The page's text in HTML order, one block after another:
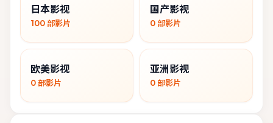
日本影视
100 部影片
国产影视
0 部影片
欧美影视
0 部影片
亚洲影视
0 部影片